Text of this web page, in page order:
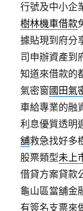
行號及中小企
樹林機車借款
據貼現到府分
司申辦資產到
知道來借款的
氣密窗國田氣
車給專業的融
利息優質透明
舖救急找好多
股票類型未上
借貸方案貸款
龜山區當舖金
有簽名支票來